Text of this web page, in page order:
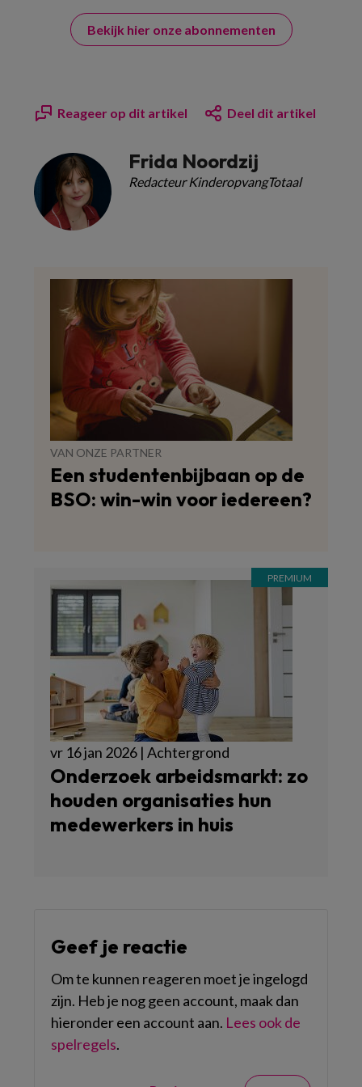
Bekijk hier onze abonnementen
Reageer op dit artikel Deel dit artikel
Frida Noordzij
Redacteur KinderopvangTotaal
VAN ONZE PARTNER
Een studentenbijbaan op de
BSO: win-win voor iedereen?
vr 16 jan 2026 | Achtergrond
Onderzoek arbeidsmarkt: zo
houden organisaties hun
medewerkers in huis
Geef je reactie
Om te kunnen reageren moet je ingelogd
zijn. Heb je nog geen account, maak dan
hieronder een account aan. Lees ook de
spelregels.